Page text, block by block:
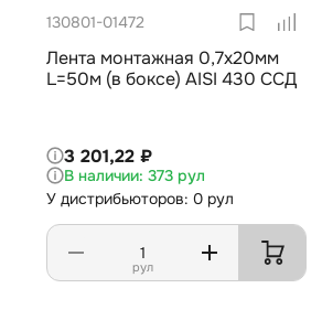
130801-01472
Лента монтажная 0,7х20мм
L=50м (в боксе) AISI 430 ССД
3 201,22 ₽
373 рул
У дистрибьюторов: 0 рул
рул